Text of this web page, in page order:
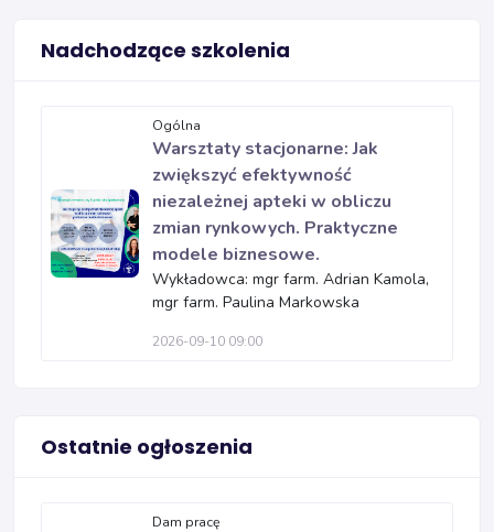
Nadchodzące szkolenia
Ogólna
Warsztaty stacjonarne: Jak
zwiększyć efektywność
niezależnej apteki w obliczu
zmian rynkowych. Praktyczne
modele biznesowe.
Wykładowca: mgr farm. Adrian Kamola,
mgr farm. Paulina Markowska
2026-09-10 09:00
Ostatnie ogłoszenia
Dam pracę